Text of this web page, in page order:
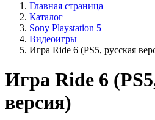
Главная страница
Каталог
Sony Playstation 5
Видеоигры
Игра Ride 6 (PS5, русская
Игра Ride 6
версия)